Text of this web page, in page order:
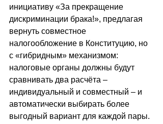
инициативу «За прекращение
дискриминации брака!», предлагая
вернуть совместное
налогообложение в Конституцию, но
с «гибридным» механизмом:
налоговые органы должны будут
сравнивать два расчёта –
индивидуальный и совместный – и
автоматически выбирать более
выгодный вариант для каждой пары.